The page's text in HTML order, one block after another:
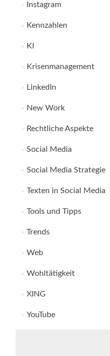
Instagram
Kennzahlen
KI
Krisenmanagement
LinkedIn
New Work
Rechtliche Aspekte
Social Media
Social Media Strategie
Texten in Social Media
Tools und Tipps
Trends
Web
Wohltätigkeit
XING
YouTube